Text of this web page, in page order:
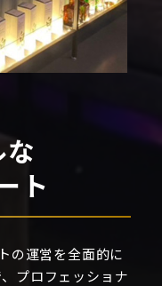
ト
の運営を全面的に
プロフェッショナ